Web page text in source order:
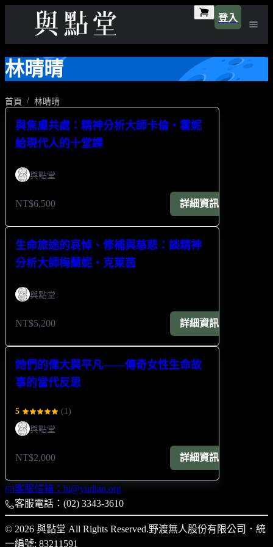
登入
林晴晴
首頁 林晴晴
與焦慮共處：精神分析大師卡倫・霍妮
給現代人的十堂課
與點堂
NT$6,500 詳細資訊
生命旅途的哀悼、修補與慈悲：談精神
分析大師梅蘭妮・克萊茵
與點堂
NT$5,200 詳細資訊
她們的偉大與平凡——傳奇女性生命故
事的當代反思
5 (1 )
與點堂
NT$2,000 詳細資訊
客服信箱：hi@yudian.org
客服電話：(02) 3343-3610
© 2026 與點堂 All Rights Reserved.野渡無人股份有限公司 ． 統
一編號: 83211591